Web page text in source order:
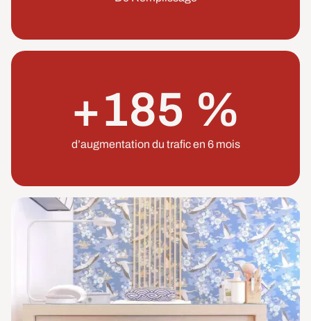
+185 %
d’augmentation du trafic en 6 mois